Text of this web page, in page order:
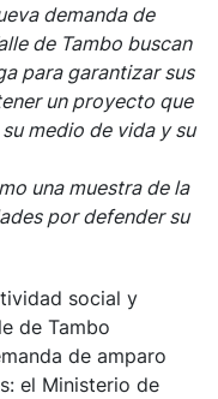
demanda de
de Tambo buscan
para garantizar sus
un proyecto que
medio de vida y su
una muestra de la
por defender su
social y
de Tambo
de amparo
el Ministerio de